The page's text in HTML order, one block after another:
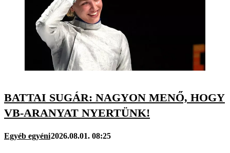
BATTAI SUGÁR: NAGYON MENŐ, HOGY
VB-ARANYAT NYERTÜNK!
Egyéb egyéni2026.08.01. 08:25